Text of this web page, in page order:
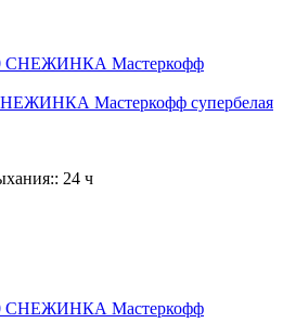
Мастеркофф супербелая
24 ч